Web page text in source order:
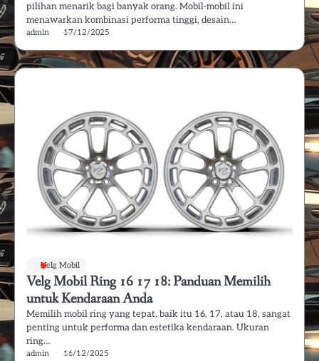
pilihan menarik bagi banyak orang. Mobil-mobil ini
menawarkan kombinasi performa tinggi, desain…
admin 17/12/2025
Velg Mobil
Velg Mobil Ring 16 17 18: Panduan Memilih
untuk Kendaraan Anda
Memilih mobil ring yang tepat, baik itu 16, 17, atau 18, sangat
penting untuk performa dan estetika kendaraan. Ukuran
ring…
admin 16/12/2025